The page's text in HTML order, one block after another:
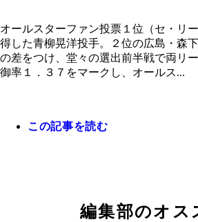
オールスターファン投票１位（セ・リ
得した青柳晃洋投手。２位の広島・森
の差をつけ、堂々の選出前半戦で両リ
御率１．３７をマークし、オールス...
この記事を読む
編集部のオス